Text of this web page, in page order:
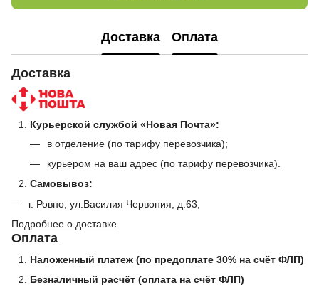
Доставка Оплата
Доставка
Курьерской службой «Новая Почта»:
в отделение (по тарифу перевозчика);
курьером на ваш адрес (по тарифу перевозчика).
Самовывоз:
г. Ровно, ул.Василия Червония, д.63;
Подробнее о доставке
Оплата
Наложенный платеж (по предоплате 30% на счёт ФЛП)
Безналичный расчёт (оплата на счёт ФЛП)